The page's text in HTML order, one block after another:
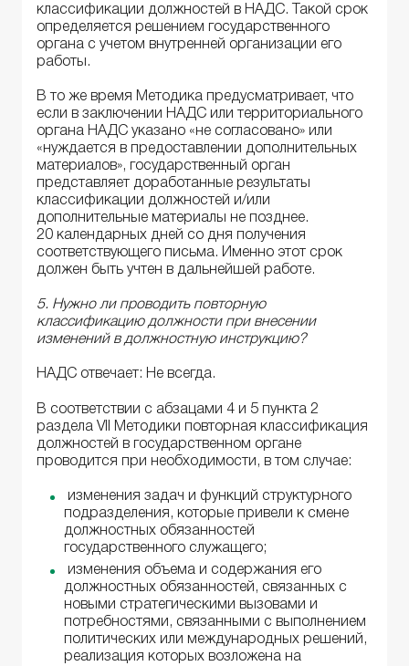
классификации должностей в НАДС. Такой срок
определяется решением государственного
органа с учетом внутренней организации его
работы.
В то же время Методика предусматривает, что
если в заключении НАДС или территориального
органа НАДС указано «не согласовано» или
«нуждается в предоставлении дополнительных
материалов», государственный орган
представляет доработанные результаты
классификации должностей и/или
дополнительные материалы не позднее.
20 календарных дней со дня получения
соответствующего письма. Именно этот срок
должен быть учтен в дальнейшей работе.
5. Нужно ли проводить повторную
классификацию должности при внесении
изменений в должностную инструкцию?
НАДС отвечает: Не всегда.
В соответствии с абзацами 4 и 5 пункта 2
раздела VII Методики повторная классификация
должностей в государственном органе
проводится при необходимости, в том случае:
изменения задач и функций структурного
подразделения, которые привели к смене
должностных обязанностей
государственного служащего;
изменения объема и содержания его
должностных обязанностей, связанных с
новыми стратегическими вызовами и
потребностями, связанными с выполнением
политических или международных решений,
реализация которых возложена на